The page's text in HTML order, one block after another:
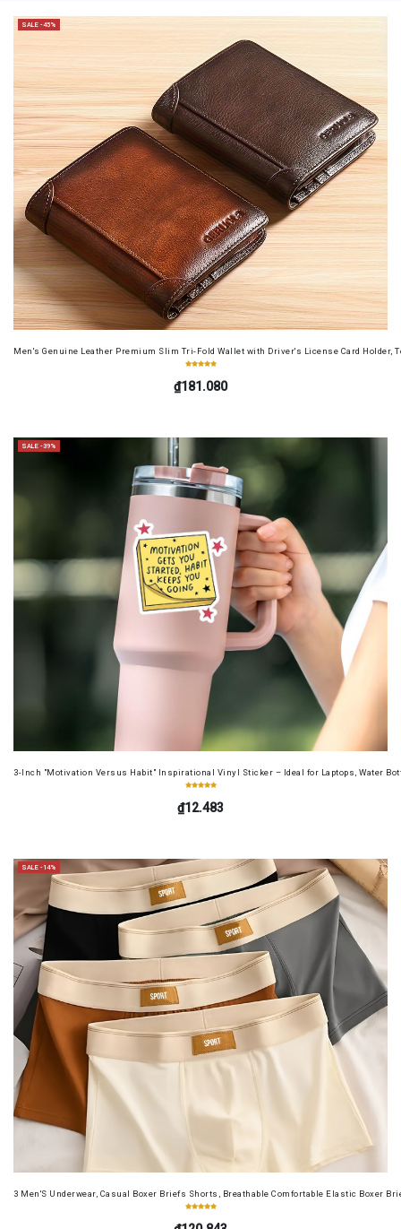
SALE -45%
Men's Genuine Leather Premium Slim Tri-Fold Wallet with Driver's License Card Holder,
₫181.080
SALE -39%
3-Inch "Motivation Versus Habit" Inspirational Vinyl Sticker – Ideal for Laptops, Water
₫12.483
SALE -14%
3 Men'S Underwear, Casual Boxer Briefs Shorts, Breathable Comfortable Elastic Boxer